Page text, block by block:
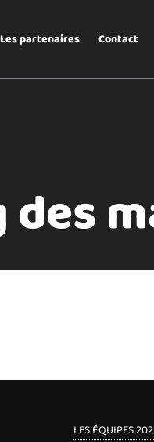
Les partenaires Contact
des
LES ÉQUIPES